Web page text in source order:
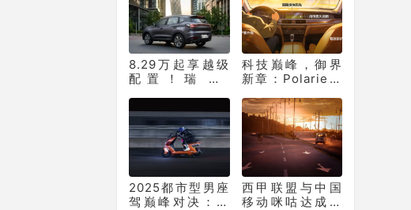
8.29万起享越级
配置！瑞虎7
科技巅峰，御界
新章：Polarie拜
膜重塑车膜行业
标准
2025都市型男座
驾巅峰对决：新
西甲联盟与中国
移动咪咕达成独